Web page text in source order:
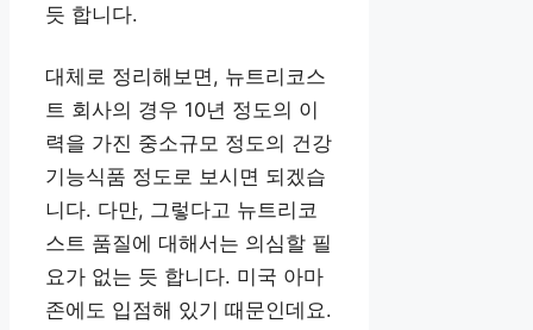
듯 합니다.
대체로 정리해보면, 뉴트리코스
트 회사의 경우 10년 정도의 이
력을 가진 중소규모 정도의 건강
기능식품 정도로 보시면 되겠습
니다. 다만, 그렇다고 뉴트리코
스트 품질에 대해서는 의심할 필
요가 없는 듯 합니다. 미국 아마
존에도 입점해 있기 때문인데요.